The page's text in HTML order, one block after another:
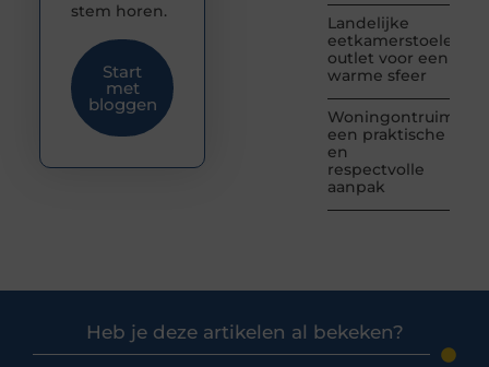
Landelijke
eetkamerstoelen
outlet voor een
warme sfeer
Woningontruiming:
een praktische
en
respectvolle
aanpak
stem horen.
Start
met
bloggen
Heb je deze artikelen al bekeken?